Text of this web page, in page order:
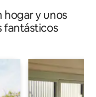
hogar y unos
fantásticos